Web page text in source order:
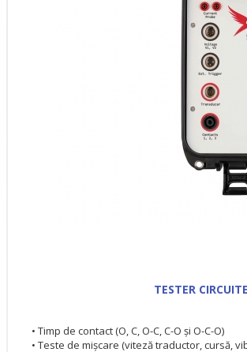
TESTER
• Timp de contact (O, C, O-C, C-O şi O-C-O)
• Teste de mișcare (viteză traductor, cursă,